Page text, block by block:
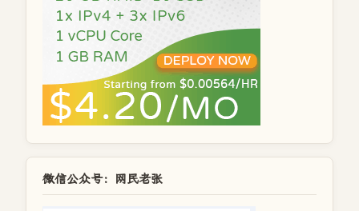
微信公众号：网民老张